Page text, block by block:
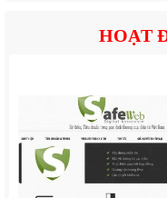
xa dễ sử dụng
Bình chứa nước
HOẠT